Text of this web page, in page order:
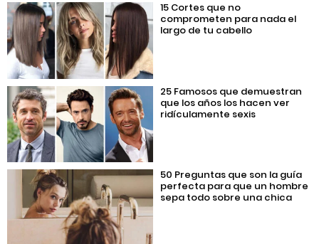
15 Cortes que no
comprometen para nada el
largo de tu cabello
25 Famosos que demuestran
que los años los hacen ver
ridículamente sexis
50 Preguntas que son la guía
perfecta para que un hombre
sepa todo sobre una chica